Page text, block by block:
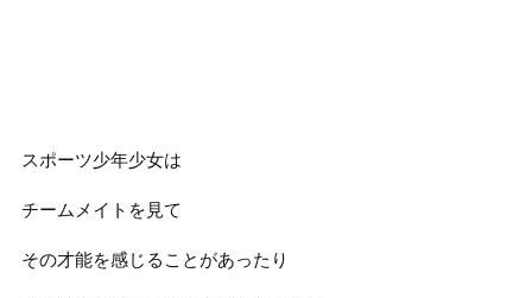
スポーツ少年少女は
チームメイトを見て
その才能を感じることがあったり